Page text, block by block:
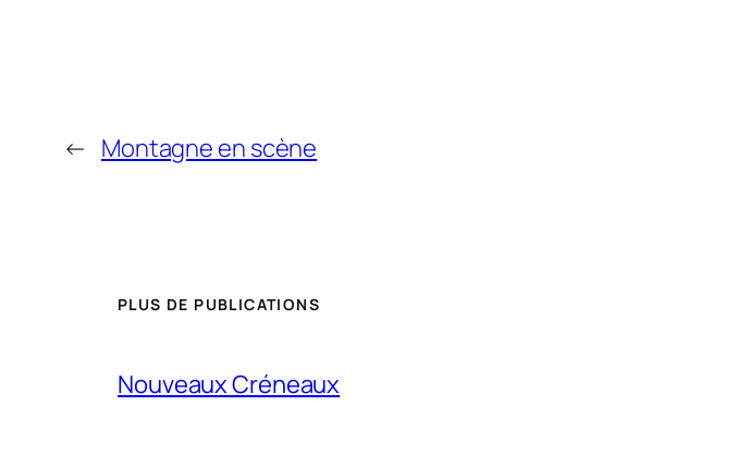
← Montagne en scène
PLUS DE PUBLICATIONS
Nouveaux Créneaux